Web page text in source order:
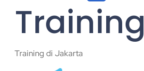
Training
Training di Jakarta